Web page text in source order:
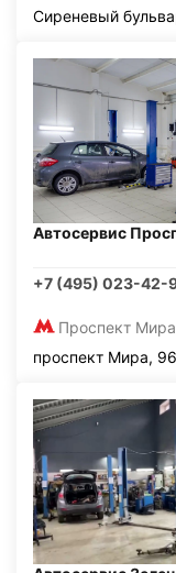
Сиреневый
Автосервис
+7 (495) 023-42-
Проспект Мира
проспект Мира,